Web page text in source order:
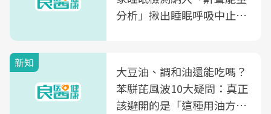
分析」揪出睡眠呼吸中止症
新知
大豆油、調和油還能吃嗎？
苯駢芘風波10大疑問：真正
該避開的是「這種用油方